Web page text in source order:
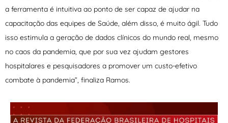
a ferramenta é intuitiva ao ponto de ser capaz de ajudar na
capacitação das equipes de Saúde, além disso, é muito ágil. Tudo
isso estimula a geração de dados clínicos do mundo real, mesmo
no caos da pandemia, que por sua vez ajudam gestores
hospitalares e pesquisadores a promover um custo-efetivo
combate à pandemia”, finaliza Ramos.